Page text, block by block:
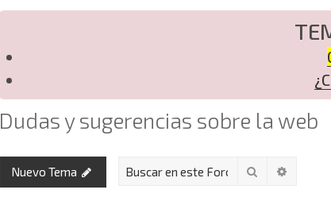
Dudas y sugerencias sobre la web
Nuevo Tema Buscar